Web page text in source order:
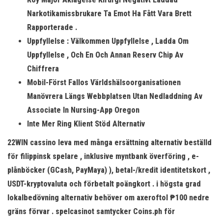
Narkotikamissbrukare Ta Emot Ha Fått Vara Brett
Rapporterade .
Uppfyllelse : Välkommen Uppfyllelse , Ladda Om
Uppfyllelse , Och En Och Annan Reserv Chip Av
Chiffrera
Mobil-Först Fallos Världshälsoorganisationen
Manövrera Längs Webbplatsen Utan Nedladdning Av
Associate In Nursing-App Oregon
Inte Mer Ring Klient Stöd Alternativ
22WIN cassino leva med många ersättning alternativ beställd
för filippinsk spelare , inklusive myntbank överföring , e-
plånböcker (GCash, PayMaya) ), betal-/kredit identitetskort ,
USDT-kryptovaluta och förbetalt poängkort . i högsta grad
lokalbedövning alternativ behöver om axeroftol ₱100 nedre
gräns förvar . spelcasinot samtycker Coins.ph för